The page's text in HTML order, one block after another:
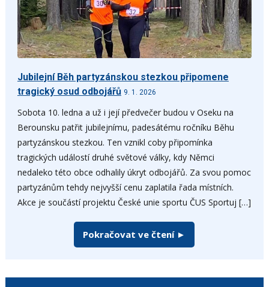
Jubilejní Běh partyzánskou stezkou připomene
tragický osud odbojářů 9. 1. 2026
Sobota 10. ledna a už i její předvečer budou v Oseku na
Berounsku patřit jubilejnímu, padesátému ročníku Běhu
partyzánskou stezkou. Ten vznikl coby připomínka
tragických událostí druhé světové války, kdy Němci
nedaleko této obce odhalily úkryt odbojářů. Za svou pomoc
partyzánům tehdy nejvyšší cenu zaplatila řada místních.
Akce je součástí projektu České unie sportu ČUS Sportuj […]
Pokračovat ve čtení ►